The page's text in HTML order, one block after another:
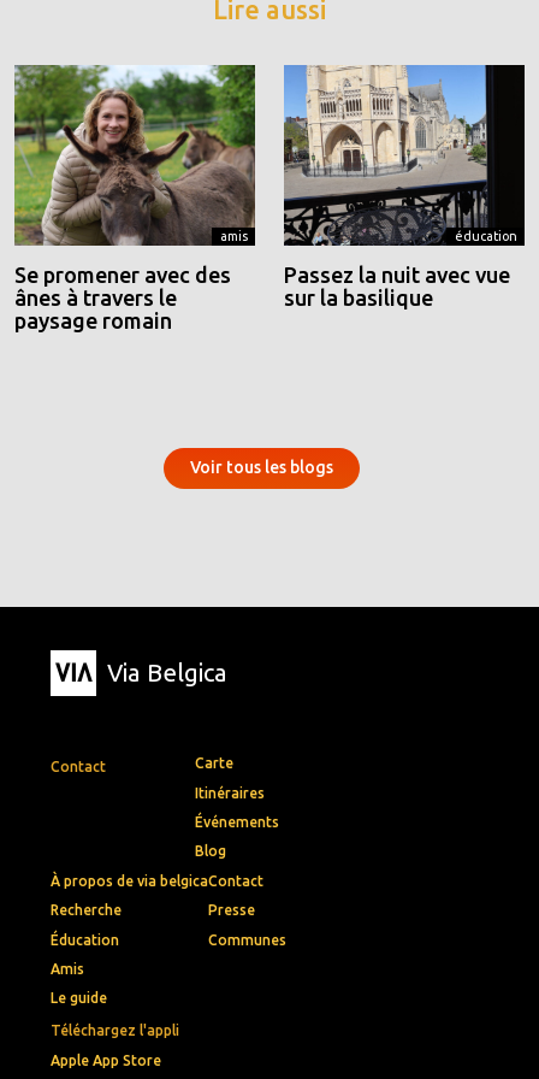
Lire aussi
amis
Se promener avec des
ânes à travers le
paysage romain
éducation
Passez la nuit avec vue
sur la basilique
Voir tous les blogs
Via Belgica
Contact
Téléchargez l'appli
Apple App Store
Carte
Itinéraires
Événements
Blog
À propos de via belgica
Recherche
Éducation
Amis
Le guide
Contact
Presse
Communes